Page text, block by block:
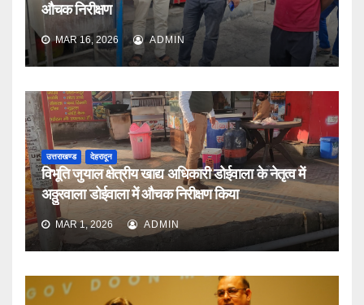
औचक निरीक्षण
MAR 16, 2026 ADMIN
उत्तराखण्ड देहरादून
विभूति जुयाल क्षेत्रीय खाद्य अधिकारी डोईवाला के नेतृत्व में
अठ्ठुरवाला डोईवाला में औचक निरीक्षण किया
MAR 1, 2026 ADMIN